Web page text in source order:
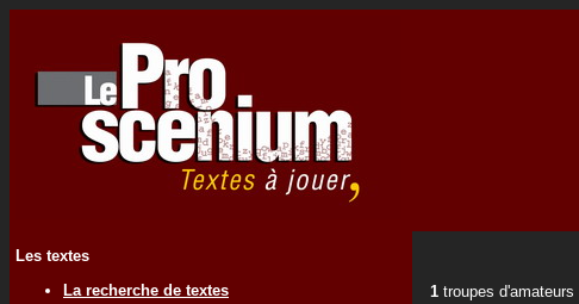
Les textes
La recherche de textes
1 troupes d'amateurs